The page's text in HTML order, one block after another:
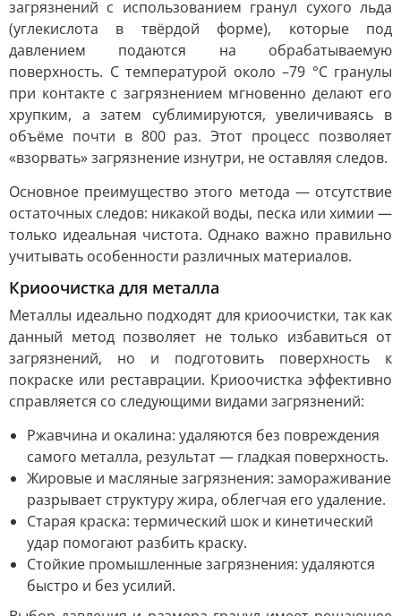
загрязнений с использованием гранул сухого льда
(углекислота в твёрдой форме), которые под
давлением подаются на обрабатываемую
поверхность. С температурой около –79 °C гранулы
при контакте с загрязнением мгновенно делают его
хрупким, а затем сублимируются, увеличиваясь в
объёме почти в 800 раз. Этот процесс позволяет
«взорвать» загрязнение изнутри, не оставляя следов.
Основное преимущество этого метода — отсутствие
остаточных следов: никакой воды, песка или химии —
только идеальная чистота. Однако важно правильно
учитывать особенности различных материалов.
Криоочистка для металла
Металлы идеально подходят для криоочистки, так как
данный метод позволяет не только избавиться от
загрязнений, но и подготовить поверхность к
покраске или реставрации. Криоочистка эффективно
справляется со следующими видами загрязнений:
Ржавчина и окалина: удаляются без повреждения
самого металла, результат — гладкая поверхность.
Жировые и масляные загрязнения: замораживание
разрывает структуру жира, облегчая его удаление.
Старая краска: термический шок и кинетический
удар помогают разбить краску.
Стойкие промышленные загрязнения: удаляются
быстро и без усилий.